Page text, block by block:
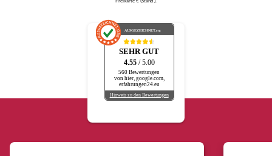
AUSGEZEICHNET.org
SEHR GUT
4.55 / 5.00
560 Bewertungen
von hier, google.com,
erfahrungen24.eu
Hinweis zu den Bewertungen